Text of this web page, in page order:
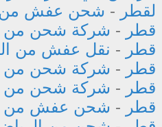
لقطر - شحن عفش من
قطر - شركة شحن من
قطر - نقل عفش من
قطر - شركة شحن من
قطر - شركة شحن من
قطر - شحن عفش من